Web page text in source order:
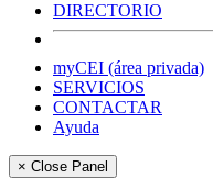
DIRECTORIO
myCEI (área privada)
SERVICIOS
CONTACTAR
Ayuda
× Close Panel